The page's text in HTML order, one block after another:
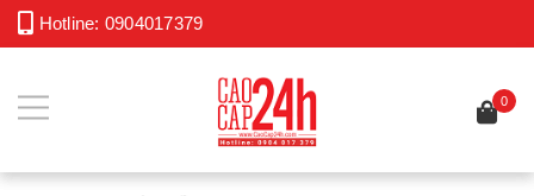
Hotline: 0904017379
0